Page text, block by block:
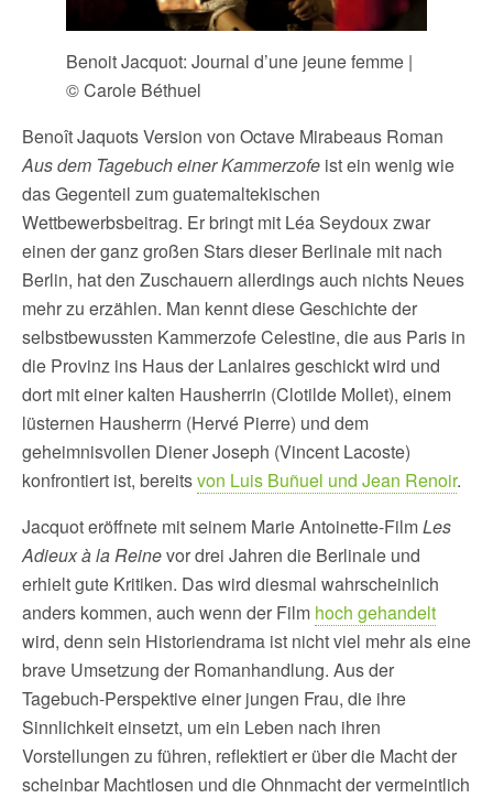
Benoit Jacquot: Journal d’une jeune femme |
© Carole Béthuel
Benoît Jaquots Version von Octave Mirabeaus Roman
Aus dem Tagebuch einer Kammerzofe ist ein wenig wie
das Gegenteil zum guatemaltekischen
Wettbewerbsbeitrag. Er bringt mit Léa Seydoux zwar
einen der ganz großen Stars dieser Berlinale mit nach
Berlin, hat den Zuschauern allerdings auch nichts Neues
mehr zu erzählen. Man kennt diese Geschichte der
selbstbewussten Kammerzofe Celestine, die aus Paris in
die Provinz ins Haus der Lanlaires geschickt wird und
dort mit einer kalten Hausherrin (Clotilde Mollet), einem
lüsternen Hausherrn (Hervé Pierre) und dem
geheimnisvollen Diener Joseph (Vincent Lacoste)
konfrontiert ist, bereitsvon Luis Buñuel und Jean Renoir.
Jacquot eröffnete mit seinem Marie Antoinette-FilmLes
Adieux à la Reinevor drei Jahren die Berlinale und
erhielt gute Kritiken. Das wird diesmal wahrscheinlich
anders kommen, auch wenn der Film hoch gehandelt
wird, denn sein Historiendrama ist nicht viel mehr als eine
brave Umsetzung der Romanhandlung. Aus der
Tagebuch-Perspektive einer jungen Frau, die ihre
Sinnlichkeit einsetzt, um ein Leben nach ihren
Vorstellungen zu führen, reflektiert er über die Macht der
scheinbar Machtlosen und die Ohnmacht der vermeintlich